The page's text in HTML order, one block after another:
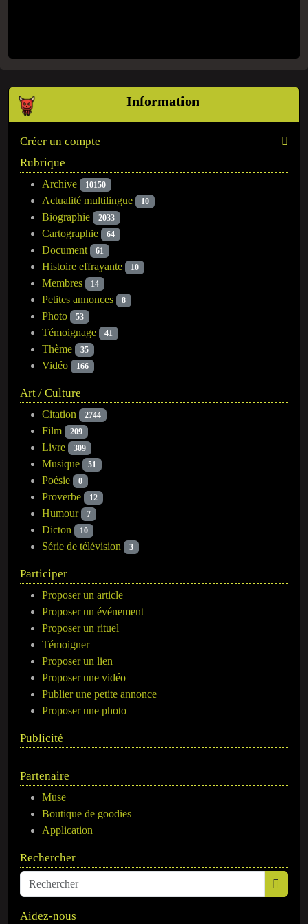
Information
Créer un compte
Rubrique
Archive 10150
Actualité multilingue 10
Biographie 2033
Cartographie 64
Document 61
Histoire effrayante 10
Membres 14
Petites annonces 8
Photo 53
Témoignage 41
Thème 35
Vidéo 166
Art / Culture
Citation 2744
Film 209
Livre 309
Musique 51
Poésie 0
Proverbe 12
Humour 7
Dicton 10
Série de télévision 3
Participer
Proposer un article
Proposer un événement
Proposer un rituel
Témoigner
Proposer un lien
Proposer une vidéo
Publier une petite annonce
Proposer une photo
Publicité
Partenaire
Muse
Boutique de goodies
Application
Rechercher
Aidez-nous